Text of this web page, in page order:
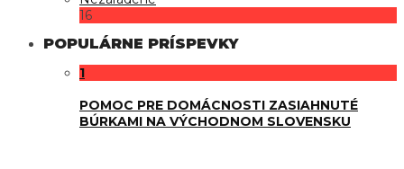
16
POPULÁRNE PRÍSPEVKY
1
POMOC PRE DOMÁCNOSTI ZASIAHNUTÉ
BÚRKAMI NA VÝCHODNOM SLOVENSKU